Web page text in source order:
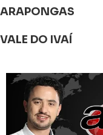
ARAPONGAS
VALE DO IVAÍ